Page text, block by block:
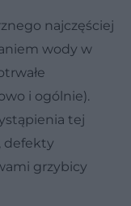
najczęściej
wody w
i ogólnie).
tej
defekty
grzybicy